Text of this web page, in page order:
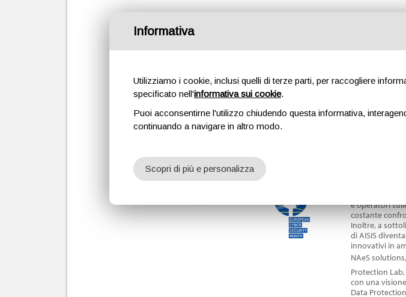
Convegno AISIS 2017 Torino.
Per il 2017 il
regolamento
e operatori
costante
Inoltre, a
di AISIS
innovativi in
NAeS
Protection
con una
Data
Informativa
Utilizziamo i cookie, inclusi quelli di terze parti, per raccogliere
specificato nell'informativa sui cookie.
Puoi acconsentirne l'utilizzo chiudendo questa informativa,
continuando a navigare in altro modo.
Scopri di più e personalizza